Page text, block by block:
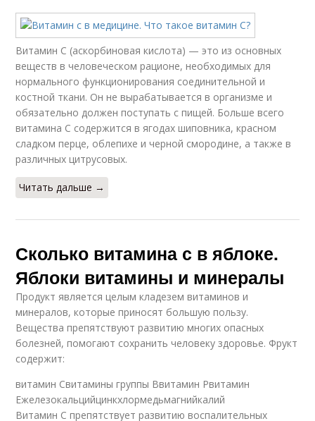
Витамин С (аскорбиновая кислота) — это из основных
веществ в человеческом рационе, необходимых для
нормального функционирования соединительной и
костной ткани. Он не вырабатывается в организме и
обязательно должен поступать с пищей. Больше всего
витамина С содержится в ягодах шиповника, красном
сладком перце, облепихе и черной смородине, а также в
различных цитрусовых.
Читать дальше →
Сколько витамина с в яблоке.
Яблоки витамины и минералы
Продукт является целым кладезем витаминов и
минералов, которые приносят большую пользу.
Вещества препятствуют развитию многих опасных
болезней, помогают сохранить человеку здоровье. Фрукт
содержит:
витамин Свитамины группы Ввитамин Рвитамин
Ежелезокальцийцинкхлормедьмагнийкалий
Витамин С препятствует развитию воспалительных